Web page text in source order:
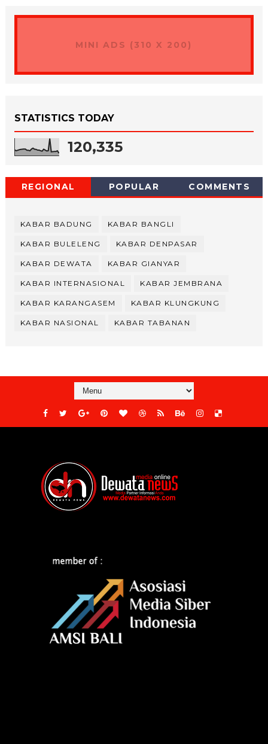
MINI ADS (310 X 200)
STATISTICS TODAY
120,335
REGIONAL POPULAR COMMENTS
KABAR BADUNG KABAR BANGLI
KABAR BULELENG KABAR DENPASAR
KABAR DEWATA KABAR GIANYAR
KABAR INTERNASIONAL KABAR JEMBRANA
KABAR KARANGASEM KABAR KLUNGKUNG
KABAR NASIONAL KABAR TABANAN